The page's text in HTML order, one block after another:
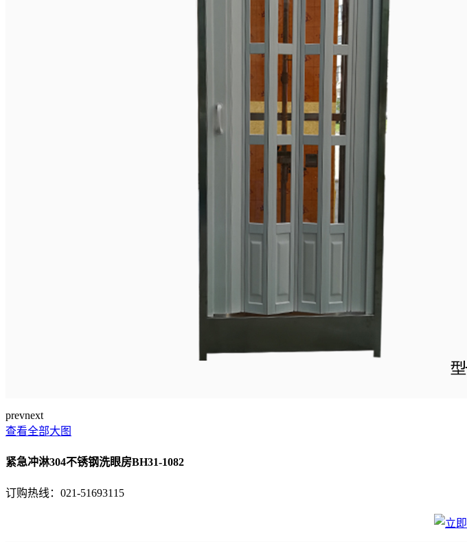
prevnext
查看全部大图
紧急冲淋304不锈钢洗眼房BH31-1082
订购热线： 021-51693115